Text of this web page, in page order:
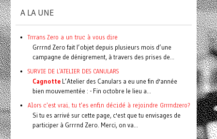
A LA UNE
Trrrans Zero a un truc à vous dire
Grrrnd Zero fait l’objet depuis plusieurs mois d’une
campagne de dénigrement, à travers des prises de...
SURVIE DE L'ATELIER DES CANULARS
CagnotteL’Atelier des Canulars a eu une fin d'année
bien mouvementée : - Fin octobre le lieu a...
Alors c'est vrai, tu t'es enfin décidé à rejoindre Grrrndzero?
Si tu es arrivé sur cette page, c'est que tu envisages de
participer à Grrrnd Zero. Merci, on va...